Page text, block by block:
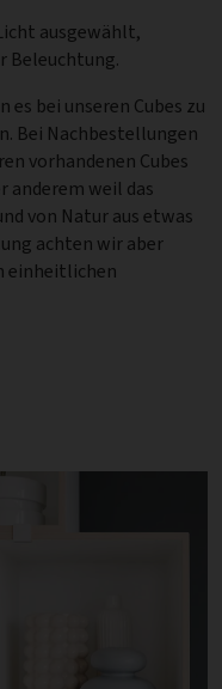
ausgewählt,
Beleuchtung.
bei unseren Cubes zu
Bei Nachbestellungen
vorhandenen Cubes
anderem weil das
von Natur aus etwas
achten wir aber
einheitlichen